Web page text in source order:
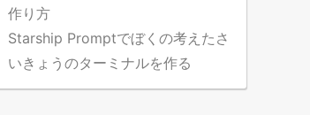
作り方
Starship Promptでぼくの考えたさ
いきょうのターミナルを作る